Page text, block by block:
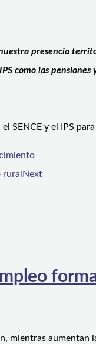
presencia
como las
SENCE y el IPS
Next
mientras aumentan